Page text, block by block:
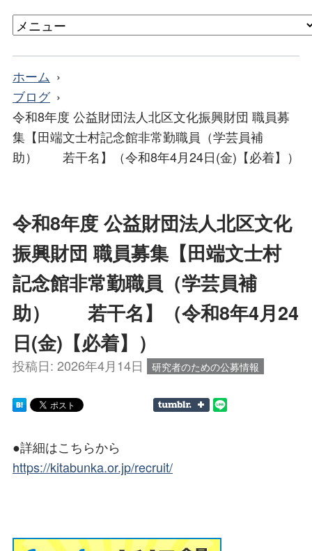
ホーム
ブログ
令和8年度 公益財団法人北区文化振興財団 職員募
集【田端文士村記念館非常勤職員（学芸員補
助） 若干名】（令和8年4月24日(金)【必着】）
令和8年度 公益財団法人北区文化
振興財団 職員募集【田端文士村
記念館非常勤職員（学芸員補
助） 若干名】（令和8年4月24
日(金)【必着】）
投稿日: 2026年4月14日 研究者のための公募情報
●詳細はこちらから
https://kitabunka.or.jp/recruit/